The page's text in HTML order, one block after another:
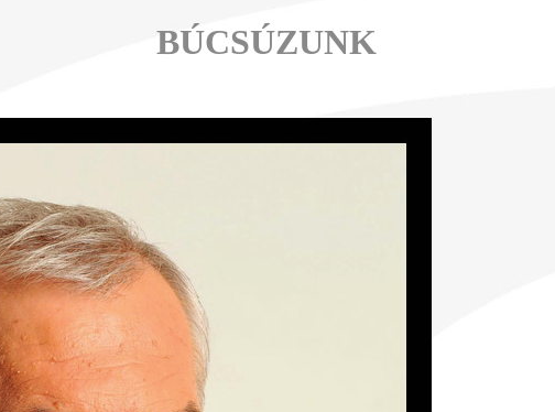
BÚCSÚZUNK